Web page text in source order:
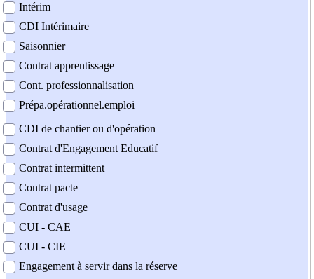
Intérim
CDI Intérimaire
Saisonnier
Contrat apprentissage
Cont. professionnalisation
Prépa.opérationnel.emploi
CDI de chantier ou d'opération
Contrat d'Engagement Educatif
Contrat intermittent
Contrat pacte
Contrat d'usage
CUI - CAE
CUI - CIE
Engagement à servir dans la réserve